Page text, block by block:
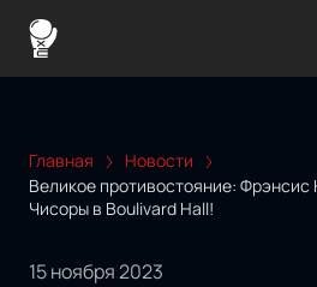
Главная
Новости
Великое противостояние: Фрэнсис
Чисоры в Boulivard Hall!
15 ноября 2023